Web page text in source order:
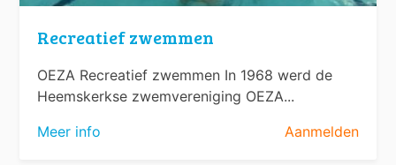
Recreatief zwemmen
OEZA Recreatief zwemmen In 1968 werd de
Heemskerkse zwemvereniging OEZA...
Meer info
Aanmelden